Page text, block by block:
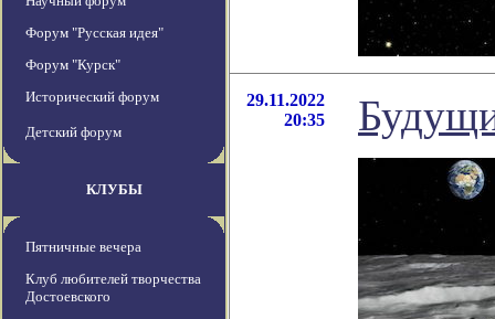
Форум "Русская идея"
Форум "Курск"
Исторический форум
Детский форум
КЛУБЫ
Пятничные вечера
Клуб любителей творчества
Достоевского
29.11.2022
20:35